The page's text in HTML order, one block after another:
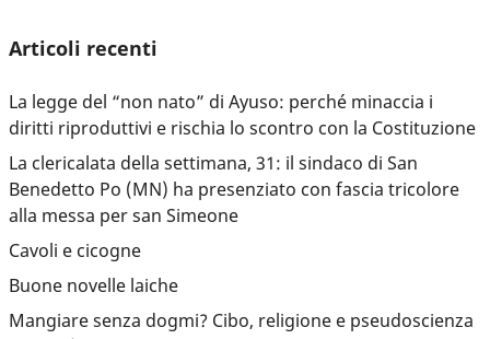
Articoli recenti
La legge del “non nato” di Ayuso: perché minaccia i
diritti riproduttivi e rischia lo scontro con la Costituzione
La clericalata della settimana, 31: il sindaco di San
Benedetto Po (MN) ha presenziato con fascia tricolore
alla messa per san Simeone
Cavoli e cicogne
Buone novelle laiche
Mangiare senza dogmi? Cibo, religione e pseudoscienza